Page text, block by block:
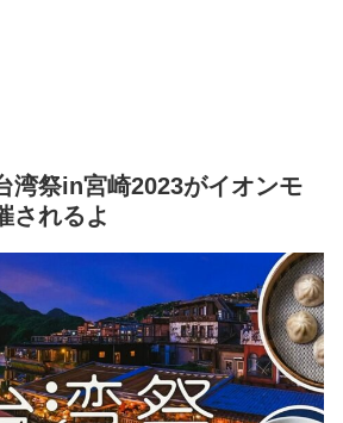
湾祭in宮崎2023がイオンモ
されるよ